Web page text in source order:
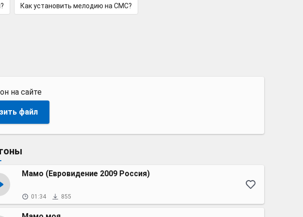
Как установить мелодию на СМС?
на сайте
файл
Мамо (Евровидение 2009 Россия)
01:34 855